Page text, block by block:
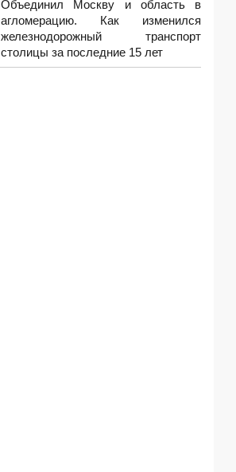
Объединил Москву и область в
агломерацию. Как изменился
железнодорожный транспорт
столицы за последние 15 лет